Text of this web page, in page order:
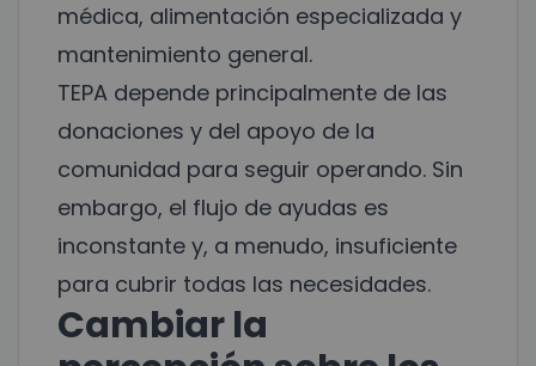
médica, alimentación especializada y
mantenimiento general.
TEPA depende principalmente de las
donaciones y del apoyo de la
comunidad para seguir operando. Sin
embargo, el flujo de ayudas es
inconstante y, a menudo, insuficiente
para cubrir todas las necesidades.
Cambiar la